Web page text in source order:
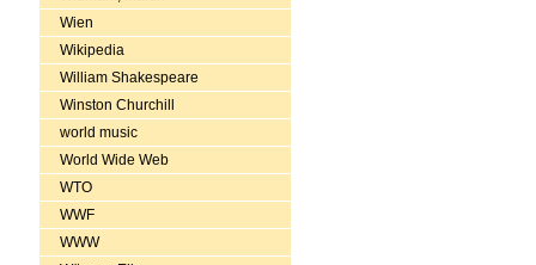
Wien
Wikipedia
William Shakespeare
Winston Churchill
world music
World Wide Web
WTO
WWF
WWW